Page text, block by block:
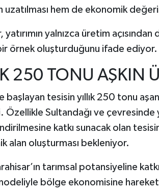
uzatılması hem de ekonomik
yatırımın yalnızca üretim açısından
örnek oluşturduğunu ifade ediyor.
250 TONU AŞKIN
başlayan tesisin yıllık 250 tonu
Özellikle Sultandağı ve
katkı sunacak olan
alan oluşturması bekleniyor.
tarımsal potansiyeline
bölge ekonomisine